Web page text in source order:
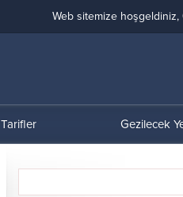
Web sitemize
Tarifler Gezilecek